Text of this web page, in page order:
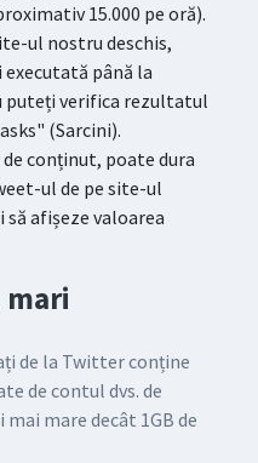
15.000 pe oră).
ul nostru deschis,
executată până la
puteți verifica rezultatul
(Sarcini).
conținut, poate dura
ul de pe site-ul
afișeze valoarea
mari
de la Twitter conține
de contul dvs. de
mare decât 1GB de